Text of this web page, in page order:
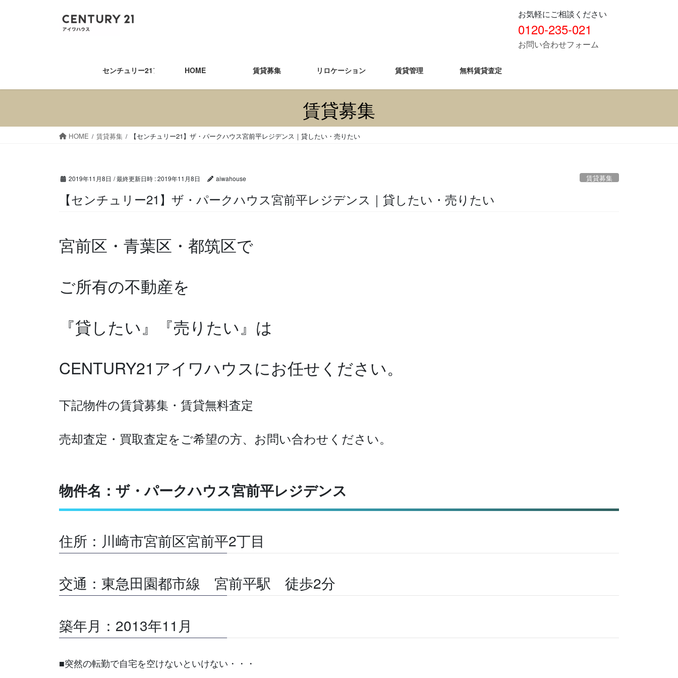
キ
に
お気軽にご相談ください
0120-235-021
お問い合わせフォーム
センチュリー21アイワハウスHOME 賃貸募集 リロケーション 賃貸管理 無料賃貸査定
賃貸募集
HOME 賃貸募集 【センチュリー21】ザ・パークハウス宮前平レジデンス｜貸したい・売りたい
2019年11月8日 / 最終更新日時 :2019年11月8日 aiwahouse 賃貸募集
【センチュリー21】ザ・パークハウス宮前平レジデンス｜貸したい・売りたい
宮前区・青葉区・都筑区で
ご所有の不動産を
『貸したい』『売りたい』は
CENTURY21アイワハウスにお任せください。
下記物件の賃貸募集・賃貸無料査定
売却査定・買取査定をご希望の方、お問い合わせください。
物件名：ザ・パークハウス宮前平レジデンス
住所：川崎市宮前区宮前平2丁目
交通：東急田園都市線 宮前平駅 徒歩2分
築年月：2013年11月
■突然の転勤で自宅を空けないといけない・・・